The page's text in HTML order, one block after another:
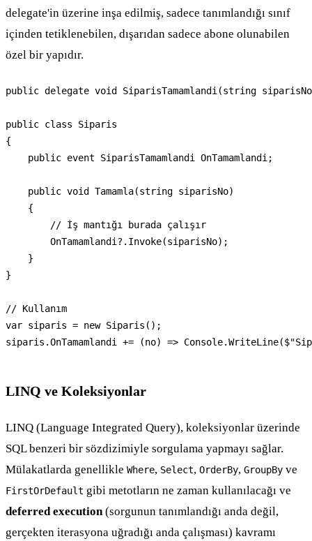
delegate'in üzerine inşa edilmiş, sadece tanımlandığı sınıf
içinden tetiklenebilen, dışarıdan sadece abone olunabilen
özel bir yapıdır.
public delegate void SiparisTamamlandi(string
public class Siparis
{
    public event SiparisTamamlandi OnTamamlandi;
    public void Tamamla(string siparisNo)
    {
        // İş mantığı burada çalışır
        OnTamamlandi?.Invoke(siparisNo);
    }
}
// Kullanım
var siparis = new Siparis();
siparis.OnTamamlandi += (no) =>
LINQ ve Koleksiyonlar
LINQ (Language Integrated Query), koleksiyonlar üzerinde
SQL benzeri bir sözdizimiyle sorgulama yapmayı sağlar.
Mülakatlarda genellikle Where, Select, OrderBy, GroupBy ve
FirstOrDefault gibi metotların ne zaman kullanılacağı ve
deferred execution (sorgunun tanımlandığı anda değil,
gerçekten iterasyona uğradığı anda çalışması) kavramı